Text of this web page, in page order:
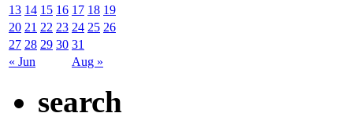
« Jun Aug »
13 14 15 16 17 18 19
20 21 22 23 24 25 26
27 28 29 30 31
search